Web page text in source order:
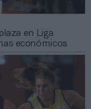
en Liga
económicos